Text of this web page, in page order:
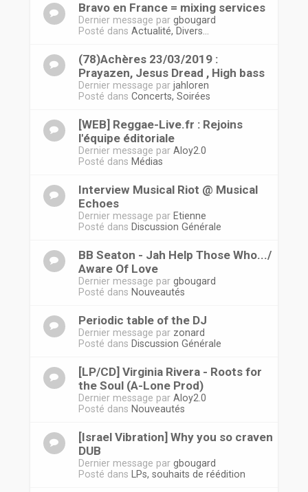
Bravo en France = mixing services
Dernier message par gbougard
Posté dans Actualité, Divers...
(78)Achères 23/03/2019 :
Prayazen, Jesus Dread , High bass
Dernier message par jahloren
Posté dans Concerts, Soirées
[WEB] Reggae-Live.fr : Rejoins
l'équipe éditoriale
Dernier message par Aloy2.0
Posté dans Médias
Interview Musical Riot @ Musical
Echoes
Dernier message par Etienne
Posté dans Discussion Générale
BB Seaton - Jah Help Those Who.../
Aware Of Love
Dernier message par gbougard
Posté dans Nouveautés
Periodic table of the DJ
Dernier message par zonard
Posté dans Discussion Générale
[LP/CD] Virginia Rivera - Roots for
the Soul (A-Lone Prod)
Dernier message par Aloy2.0
Posté dans Nouveautés
[Israel Vibration] Why you so craven
DUB
Dernier message par gbougard
Posté dans
LPs, souhaits de réédition